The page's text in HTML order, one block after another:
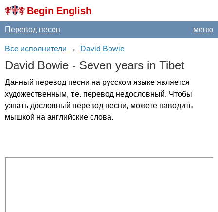
Begin English
меню
Перевод песен
Все исполнители → David Bowie
David Bowie - Seven years in Tibet
Данный перевод песни на русском языке является
художественным, т.е. перевод недословный. Чтобы
узнать дословный перевод песни, можете наводить
мышкой на английские слова.